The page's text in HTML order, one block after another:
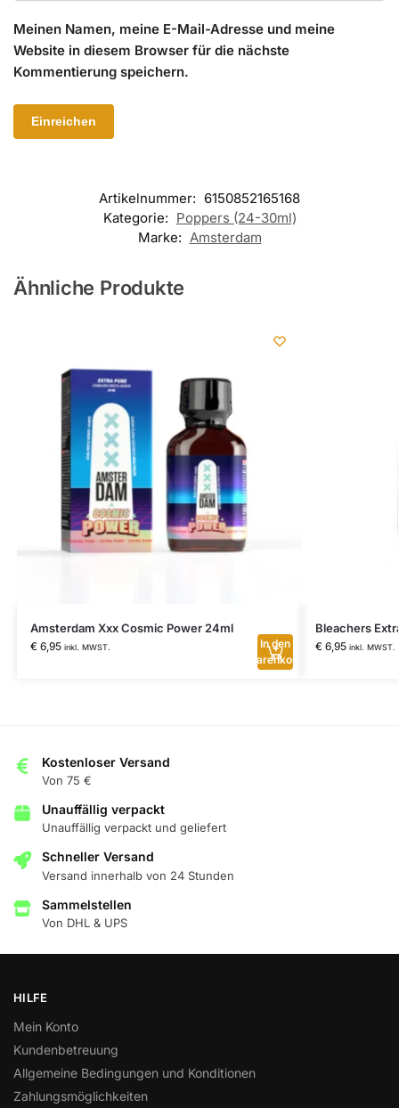
Meinen Namen, meine E-Mail-Adresse und meine
Website in diesem Browser für die nächste
Kommentierung speichern.
Artikelnummer: 6150852165168
Kategorie: Poppers (24-30ml)
Marke: Amsterdam
Ähnliche Produkte
Amsterdam Xxx Cosmic Power 24ml
€6,95 inkl. MWST.
In den
Warenkorb
Bleachers
€6,95 inkl. MWST.
Kostenloser Versand
Von 75 €
Unauffällig verpackt
Unauffällig verpackt und geliefert
Schneller Versand
Versand innerhalb von 24 Stunden
Sammelstellen
Von DHL & UPS
HILFE
Mein Konto
Kundenbetreuung
Allgemeine Bedingungen und Konditionen
Zahlungsmöglichkeiten